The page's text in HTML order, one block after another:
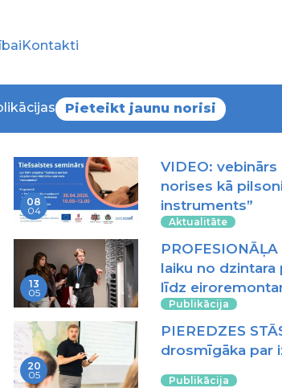
Kontakti
Pieteikt jaunu norisi
VIDEO: vebinārs
norises kā
instruments”
Aktualitāte
08
04
laiku no dzintara
līdz
Publikācija
13
05
PIEREDZES
drosmīgāka par
Publikācija
20
05